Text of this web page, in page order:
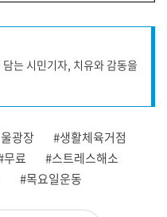
는 시민기자, 치유와 감동을
광장
#생활체육거점
무료
#스트레스해소
#목요일운동